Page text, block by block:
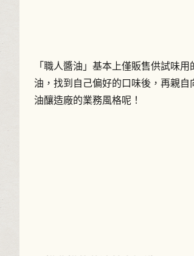
「職人醬油」基本上僅販售供試味
油，找到自己偏好的口味後，再親
油釀造廠的業務風格呢！